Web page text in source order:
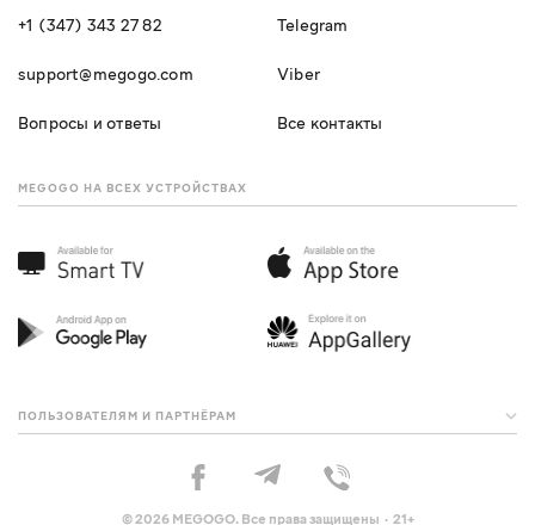
+1 (347) 343 27 82
support@megogo.com
Вопросы и ответы
Telegram
Viber
Все контакты
MEGOGO НА ВСЕХ УСТРОЙСТВАХ
ПОЛЬЗОВАТЕЛЯМ И ПАРТНЁРАМ
© 2026 MEGOGO. Все права защищены · 21+